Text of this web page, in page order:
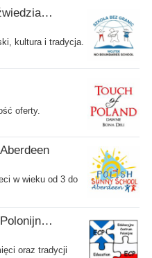
Szkoła bez Granic im. Niedźwiedzia Wojtka
kultura i tradycja.
oferty.
w wieku od 3 do
ECP - Edukacyjne Centrum Polonijne SCIO - Dalkeith
oraz tradycji